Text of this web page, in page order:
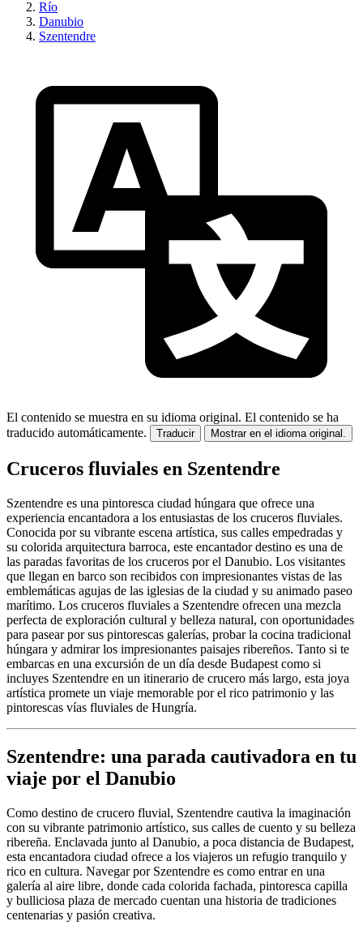
Río
Danubio
Szentendre
El contenido se muestra en su idioma original. El contenido se ha
traducido automáticamente.
Traducir Mostrar en el idioma original.
Cruceros fluviales en Szentendre
Szentendre es una pintoresca ciudad húngara que ofrece una
experiencia encantadora a los entusiastas de los cruceros fluviales.
Conocida por su vibrante escena artística, sus calles empedradas y
su colorida arquitectura barroca, este encantador destino es una de
las paradas favoritas de los cruceros por el Danubio. Los visitantes
que llegan en barco son recibidos con impresionantes vistas de las
emblemáticas agujas de las iglesias de la ciudad y su animado paseo
marítimo. Los cruceros fluviales a Szentendre ofrecen una mezcla
perfecta de exploración cultural y belleza natural, con oportunidades
para pasear por sus pintorescas galerías, probar la cocina tradicional
húngara y admirar los impresionantes paisajes ribereños. Tanto si te
embarcas en una excursión de un día desde Budapest como si
incluyes Szentendre en un itinerario de crucero más largo, esta joya
artística promete un viaje memorable por el rico patrimonio y las
pintorescas vías fluviales de Hungría.
Szentendre: una parada cautivadora en tu
viaje por el Danubio
Como destino de crucero fluvial, Szentendre cautiva la imaginación
con su vibrante patrimonio artístico, sus calles de cuento y su belleza
ribereña. Enclavada junto al Danubio, a poca distancia de Budapest,
esta encantadora ciudad ofrece a los viajeros un refugio tranquilo y
rico en cultura. Navegar por Szentendre es como entrar en una
galería al aire libre, donde cada colorida fachada, pintoresca capilla
y bulliciosa plaza de mercado cuentan una historia de tradiciones
centenarias y pasión creativa.